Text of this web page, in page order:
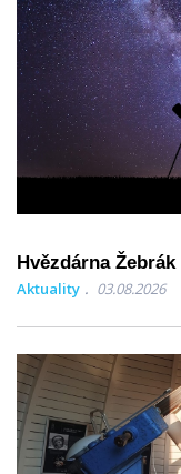
Hvězdárna
Aktuality 03.08.2026